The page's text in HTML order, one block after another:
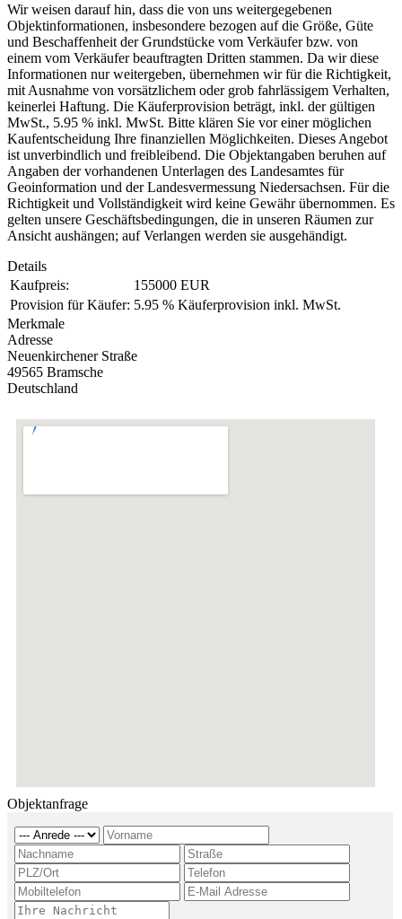
Wir weisen darauf hin, dass die von uns weitergegebenen
Objektinformationen, insbesondere bezogen auf die Größe, Güte
und Beschaffenheit der Grundstücke vom Verkäufer bzw. von
einem vom Verkäufer beauftragten Dritten stammen. Da wir diese
Informationen nur weitergeben, übernehmen wir für die Richtigkeit,
mit Ausnahme von vorsätzlichem oder grob fahrlässigem Verhalten,
keinerlei Haftung. Die Käuferprovision beträgt, inkl. der gültigen
MwSt., 5.95 % inkl. MwSt. Bitte klären Sie vor einer möglichen
Kaufentscheidung Ihre finanziellen Möglichkeiten. Dieses Angebot
ist unverbindlich und freibleibend. Die Objektangaben beruhen auf
Angaben der vorhandenen Unterlagen des Landesamtes für
Geoinformation und der Landesvermessung Niedersachsen. Für die
Richtigkeit und Vollständigkeit wird keine Gewähr übernommen. Es
gelten unsere Geschäftsbedingungen, die in unseren Räumen zur
Ansicht aushängen; auf Verlangen werden sie ausgehändigt.
Details
Kaufpreis:
155000 EUR
Provision für Käufer: 5.95 % Käuferprovision inkl. MwSt.
Merkmale
Adresse
Neuenkirchener Straße
49565 Bramsche
Deutschland
Objektanfrage